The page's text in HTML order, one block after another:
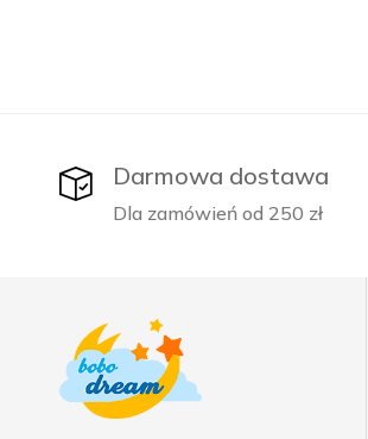
Ubranka na chrzest
Ubranka na dzień babci i
Ubranka na Halloween
Ubranka na narodziny dziecka
Ubranka na roczek, urodziny
Darmowa dostawa
Dla zamówień od 250 zł